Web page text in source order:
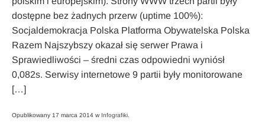
dostępne bez żadnych przerw (uptime 100%):
Socjaldemokracja Polska Platforma Obywatelska Polska
Razem Najszybszy okazał się serwer Prawa i
Sprawiedliwości – średni czas odpowiedni wyniósł
0,082s. Serwisy internetowe 9 partii były monitorowane
[…]
Opublikowany 17 marca 2014 w Infografiki